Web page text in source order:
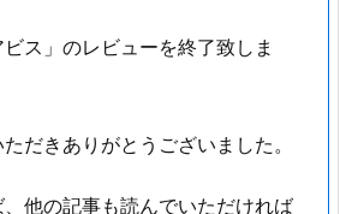
ス」のレビューを終了致しま
だきありがとうございました。
他の記事も読んでいただければ